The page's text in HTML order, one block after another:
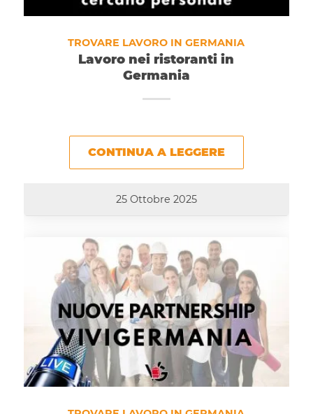
TROVARE LAVORO IN GERMANIA
Lavoro nei ristoranti in
Germania
CONTINUA A LEGGERE
25 Ottobre 2025